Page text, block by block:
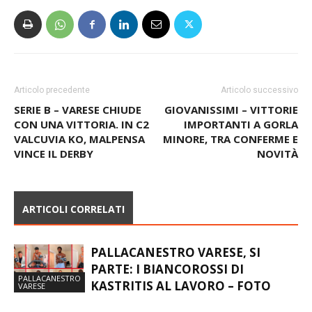
Articolo precedente
SERIE B – VARESE CHIUDE
CON UNA VITTORIA. IN C2
VALCUVIA KO, MALPENSA
VINCE IL DERBY
Articolo successivo
GIOVANISSIMI – VITTORIE
IMPORTANTI A GORLA
MINORE, TRA CONFERME E
NOVITÀ
ARTICOLI CORRELATI
PALLACANESTRO
VARESE
PALLACANESTRO VARESE, SI
PARTE: I BIANCOROSSI DI
KASTRITIS AL LAVORO – FOTO